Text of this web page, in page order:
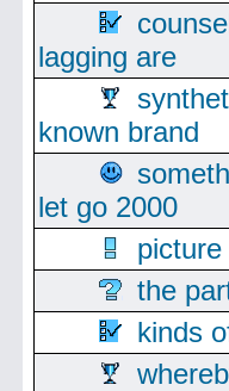
lagging are
known brand
let go 2000
the
kinds